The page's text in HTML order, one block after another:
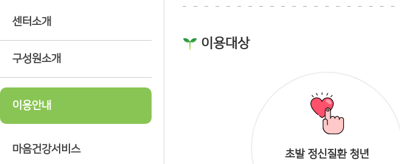
센터소개
구성원소개
이용안내
마음건강서비스
이용대상
초발 정신질환 청년